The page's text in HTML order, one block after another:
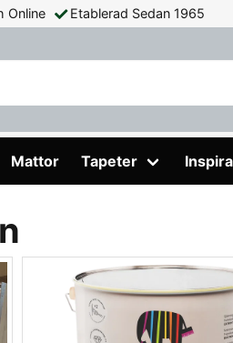
Online Etablerad Sedan 1965
Mattor Tapeter